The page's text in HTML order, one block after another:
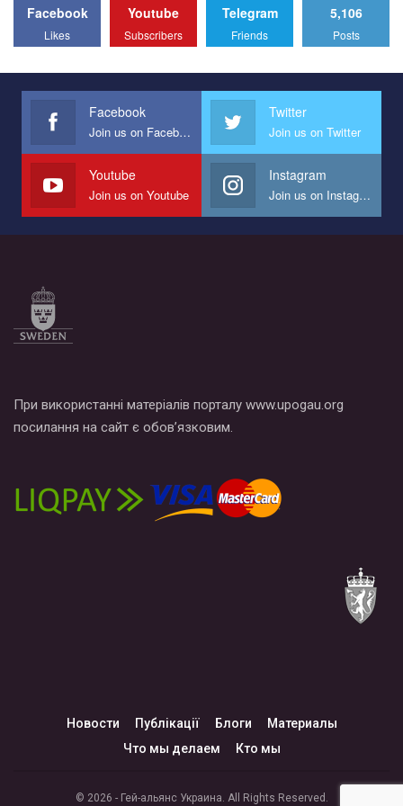
All you have to do is to press "Like" below the video.
Эмоционально сильный ролик от команды "Гей-альянс
представляющий программу развития организации.
Мы просим вас поддержать нас и помочь нам реализовать
наш план по борьбе с насилием и дискриминацией на почве
СОГИ в Украине.
Все, что вам нужно сделать - это зайти на наш канал YouTube
Facebook
Likes
Youtube
Subscribers
Telegram
Friends
5,106
Posts
Facebook
Join us on Facebook
Twitter
Join us on Twitter
Youtube
Join us on Youtube
Instagram
Join us on Instagram
При використанні матеріалів порталу www.upogau.org
посилання на сайт є обов’язковим.
Новости Публікації Блоги
Материалы
Что мы делаем
Кто мы
© 2026 - Гей-альянс Украина. All Rights Reserved.